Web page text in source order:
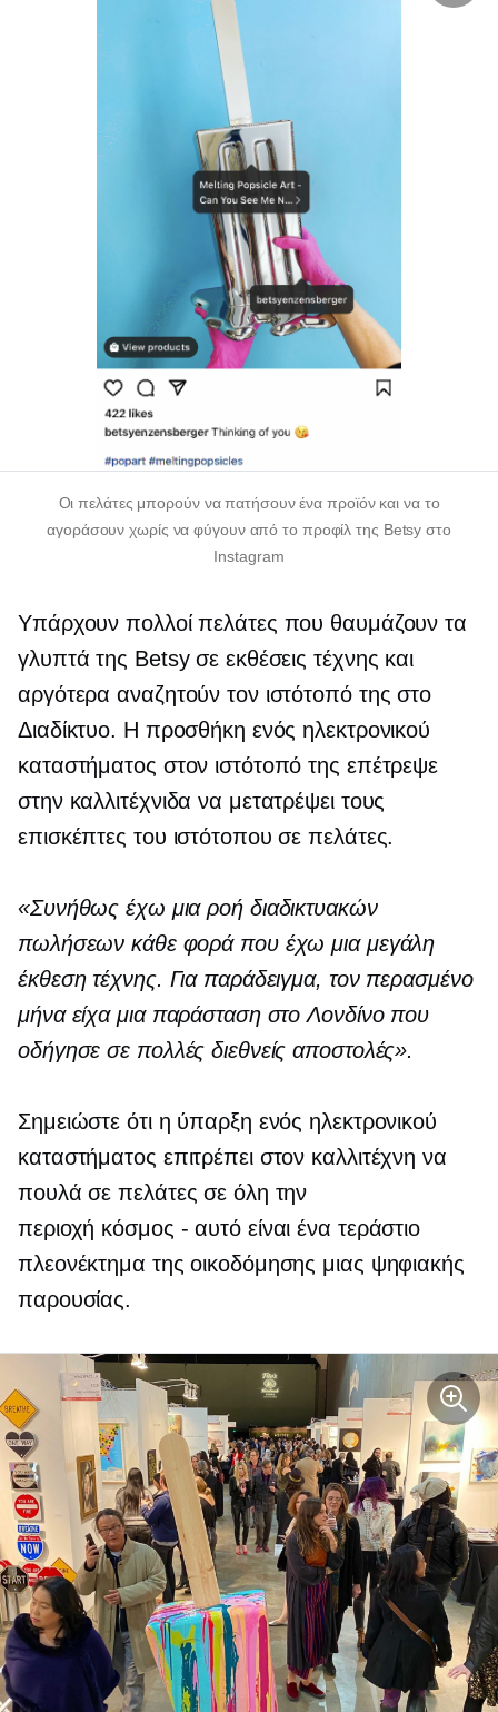
Οι πελάτες μπορούν να πατήσουν ένα προϊόν και να το
αγοράσουν χωρίς να φύγουν από το προφίλ της Betsy στο
Instagram
Υπάρχουν πολλοί πελάτες που θαυμάζουν τα
γλυπτά της Betsy σε εκθέσεις τέχνης και
αργότερα αναζητούν τον ιστότοπό της στο
Διαδίκτυο. Η προσθήκη ενός ηλεκτρονικού
καταστήματος στον ιστότοπό της επέτρεψε
στην καλλιτέχνιδα να μετατρέψει τους
επισκέπτες του ιστότοπου σε πελάτες.
«Συνήθως έχω μια ροή διαδικτυακών
πωλήσεων κάθε φορά που έχω μια μεγάλη
έκθεση τέχνης. Για παράδειγμα, τον περασμένο
μήνα είχα μια παράσταση στο Λονδίνο που
οδήγησε σε πολλές διεθνείς αποστολές».
Σημειώστε ότι η ύπαρξη ενός ηλεκτρονικού
καταστήματος επιτρέπει στον καλλιτέχνη να
πουλά σε πελάτες σε όλη την
περιοχή κόσμος - αυτό είναι ένα τεράστιο
πλεονέκτημα της οικοδόμησης μιας ψηφιακής
παρουσίας.